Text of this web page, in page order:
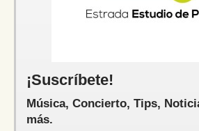
¡Suscríbete!
Música, Concierto, Tips,
más.